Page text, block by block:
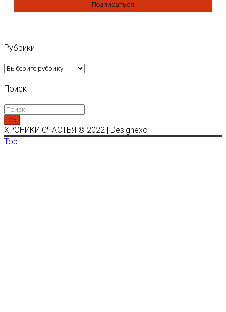
Рубрики
Рубрики
Поиск
Go
ХРОНИКИ СЧАСТЬЯ © 2022 | Designexo
Top